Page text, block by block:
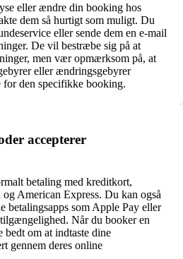
eller ændre din booking hos
dem så hurtigt som muligt. Du
eller sende dem en e-mail
De vil bestræbe sig på at
men vær opmærksom på, at
eller ændringsgebyrer
den specifikke booking.
accepterer
betaling med kreditkort,
American Express. Du kan også
betalingsapps som Apple Pay eller
Når du booker en
om at indtaste dine
gennem deres online